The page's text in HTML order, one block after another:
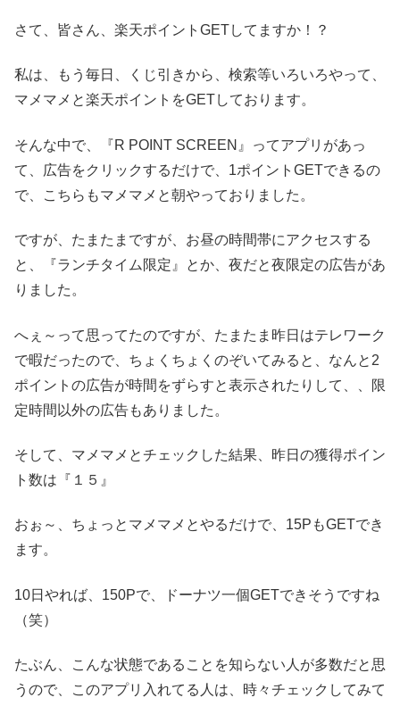
さて、皆さん、楽天ポイントGETしてますか！？
私は、もう毎日、くじ引きから、検索等いろいろやって、
マメマメと楽天ポイントをGETしております。
そんな中で、『R POINT SCREEN』ってアプリがあっ
て、広告をクリックするだけで、1ポイントGETできるの
で、こちらもマメマメと朝やっておりました。
ですが、たまたまですが、お昼の時間帯にアクセスする
と、『ランチタイム限定』とか、夜だと夜限定の広告があ
りました。
へぇ～って思ってたのですが、たまたま昨日はテレワーク
で暇だったので、ちょくちょくのぞいてみると、なんと2
ポイントの広告が時間をずらすと表示されたりして、、限
定時間以外の広告もありました。
そして、マメマメとチェックした結果、昨日の獲得ポイン
ト数は『１５』
おぉ～、ちょっとマメマメとやるだけで、15PもGETでき
ます。
10日やれば、150Pで、ドーナツ一個GETできそうですね
（笑）
たぶん、こんな状態であることを知らない人が多数だと思
うので、このアプリ入れてる人は、時々チェックしてみて